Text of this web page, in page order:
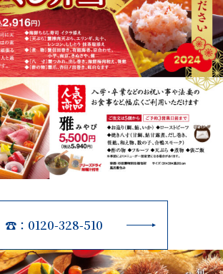
☎：0120-328-510